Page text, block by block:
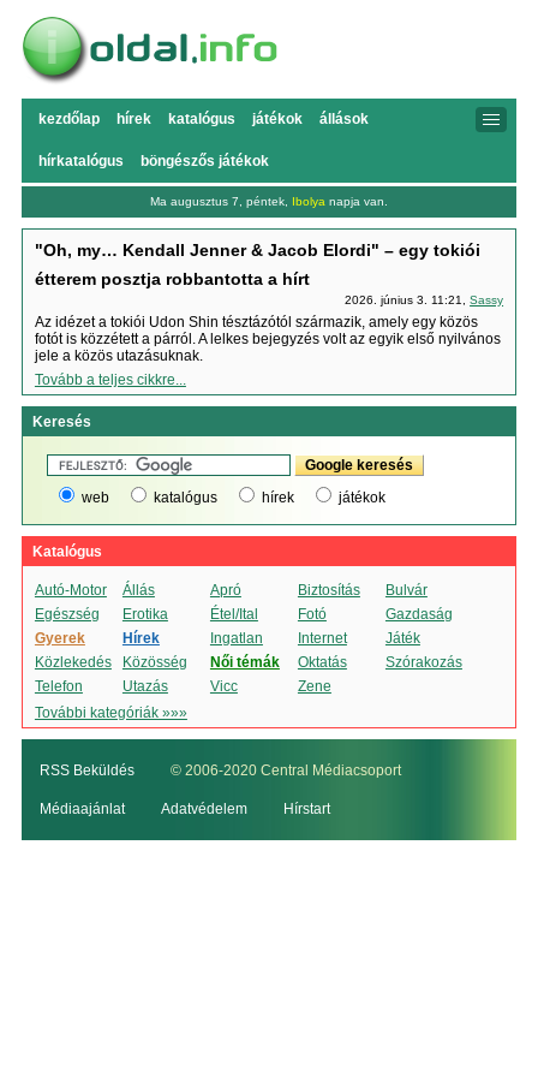
kezdőlap hírek katalógus játékok állások
hírkatalógus böngészős játékok
Ma augusztus 7, péntek, Ibolya napja van.
"Oh, my… Kendall Jenner & Jacob Elordi" – egy tokiói
étterem posztja robbantotta a hírt
2026. június 3. 11:21,Sassy
Az idézet a tokiói Udon Shin tésztázótól származik, amely egy közös
fotót is közzétett a párról. A lelkes bejegyzés volt az egyik első nyilvános
jele a közös utazásuknak.
Tovább a teljes cikkre...
Keresés
web katalógus hírek játékok
Katalógus
Autó-Motor Állás Apró Biztosítás
Bulvár
Egészség
Erotika Étel/Ital Fotó
Gazdaság
Gyerek
Hírek Ingatlan Internet
Játék
Közlekedés
Közösség Női témák Oktatás
Szórakozás
Telefon
Utazás Vicc
Zene
További kategóriák »»»
RSS Beküldés © 2006-2020 Central Médiacsoport
Médiaajánlat Adatvédelem Hírstart